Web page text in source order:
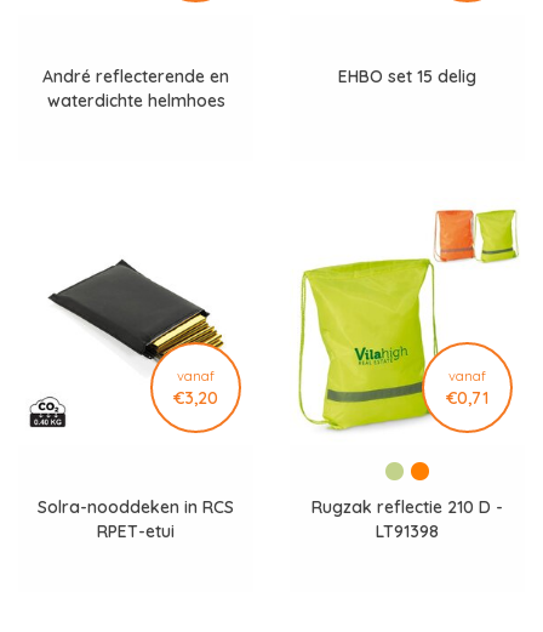
André reflecterende en
waterdichte helmhoes
EHBO set 15 delig
vanaf
€3,20
Solra-nooddeken in RCS
RPET-etui
vanaf
€0,71
Rugzak reflectie 210 D -
LT91398